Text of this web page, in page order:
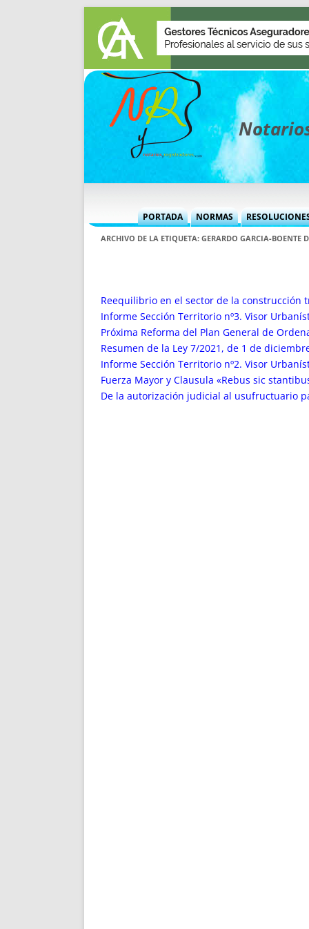
PORTADA NORMAS
MÁS USADAS (CUADRO)
ENRIQUECIDAS
NO DESESPERES
A MANO
FUTURAS NORMAS
INFORMES
TITULARES
SUCESIONES
ARCHIVO DE LA ETIQUETA: GERARDO GARCIA-BOENTE
Reequilibrio en el sector de la construcción
Informe Sección Territorio nº3. Visor
Próxima Reforma del Plan General de
Resumen de la Ley 7/2021, de 1 de
Informe Sección Territorio nº2. Visor
Fuerza Mayor y Clausula «Rebus sic
De la autorización judicial al usufructuario